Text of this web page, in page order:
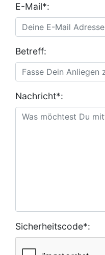
E-Mail*:
Betreff:
Nachricht*:
Sicherheitscode*: